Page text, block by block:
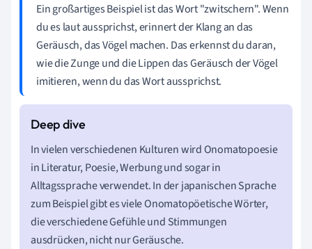
Ein großartiges Beispiel ist das Wort "zwitschern". Wenn
du es laut aussprichst, erinnert der Klang an das
Geräusch, das Vögel machen. Das erkennst du daran,
wie die Zunge und die Lippen das Geräusch der Vögel
imitieren, wenn du das Wort aussprichst.
In vielen verschiedenen Kulturen wird Onomatopoesie
in Literatur, Poesie, Werbung und sogar in
Alltagssprache verwendet. In der japanischen Sprache
zum Beispiel gibt es viele Onomatopöetische Wörter,
die verschiedene Gefühle und Stimmungen
ausdrücken, nicht nur Geräusche.